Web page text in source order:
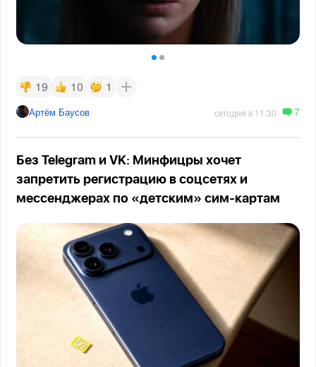
19 10 1
Артём Баусов сегодня в 11:30 7
Без Telegram и VK: Минфицры хочет
запретить регистрацию в соцсетях и
мессенджерах по «детским» сим-картам